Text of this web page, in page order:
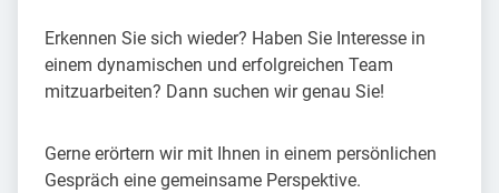
Erkennen Sie sich wieder? Haben Sie Interesse in
einem dynamischen und erfolgreichen Team
mitzuarbeiten? Dann suchen wir genau Sie!
Gerne erörtern wir mit Ihnen in einem persönlichen
Gespräch eine gemeinsame Perspektive.